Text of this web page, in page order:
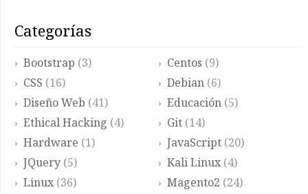
categorías
Bootstrap (3) Centos (9)
CSS (16) Debian(6)
Diseño Web (41) Educación(5)
Ethical Hacking (4) Git(14)
Hardware (1) JavaScript(20)
JQuery (5) Kali Linux(4)
Linux (36) Magento2 (24)